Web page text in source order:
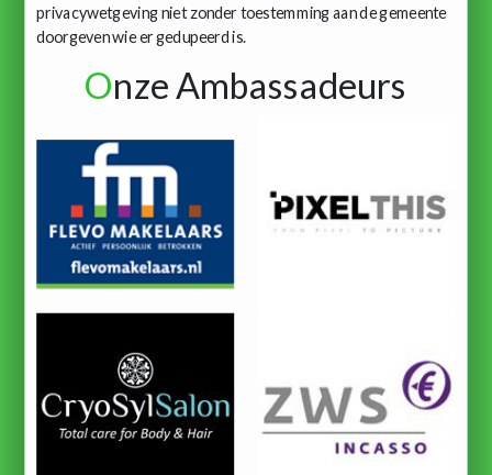
privacywetgeving niet zonder toestemming aan de gemeente
doorgeven wie er gedupeerd is.
Onze Ambassadeurs